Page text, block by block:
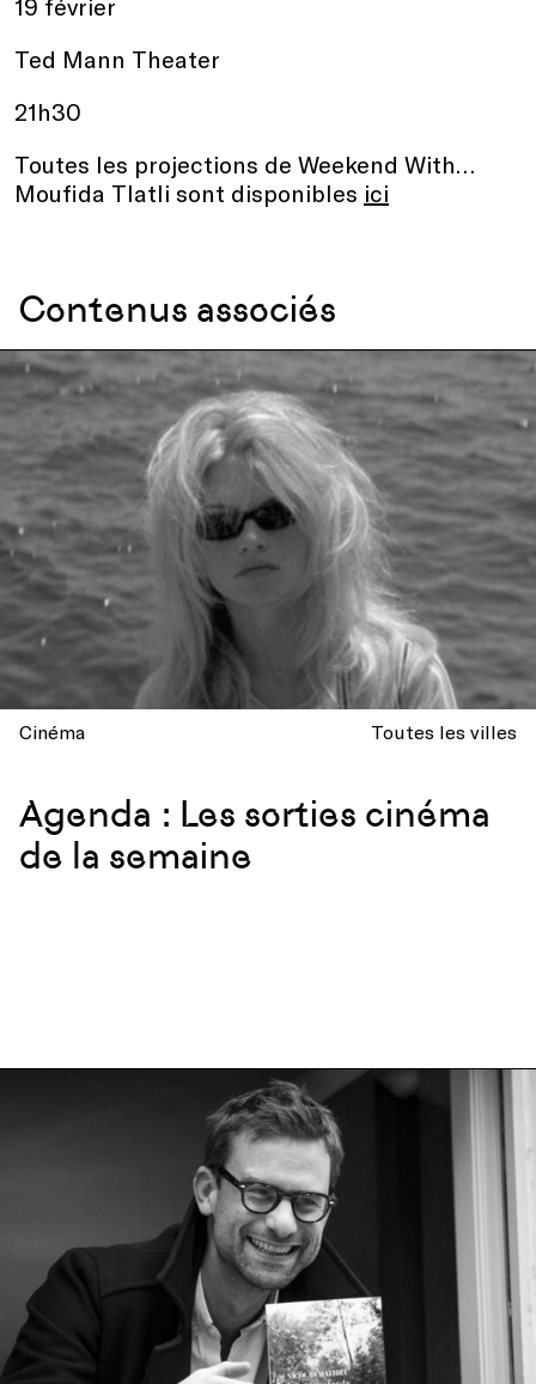
Ted Mann Theater
21h30
Toutes les projections de Weekend With…
Moufida Tlatli sont disponibles ici
Contenus associés
Cinéma Toutes les villes
Agenda : Les sorties cinéma
de la semaine